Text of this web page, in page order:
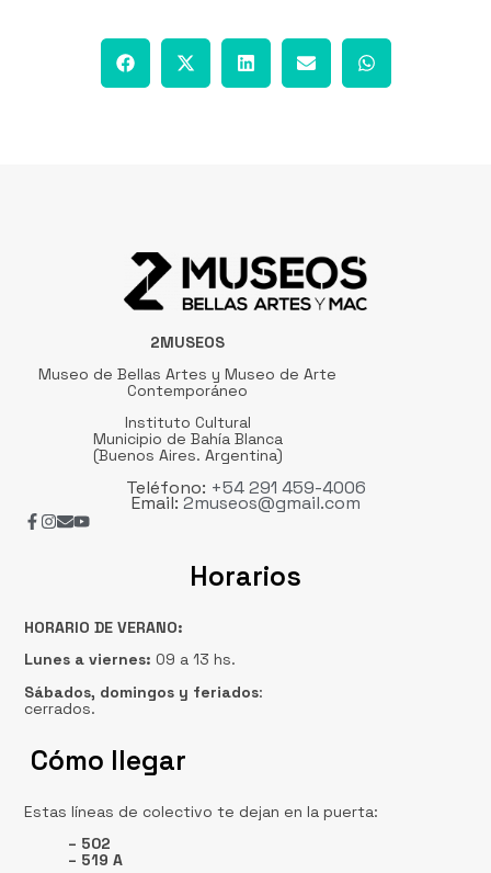
2MUSEOS
Museo de Bellas Artes y Museo de Arte
Contemporáneo
Instituto Cultural
Municipio de Bahía Blanca
(Buenos Aires. Argentina)
Teléfono: +54 291 459-4006
Email: 2museos@gmail.com
Cómo llegar
Horarios
HORARIO DE VERANO:
Lunes a viernes: 09 a 13 hs.
Sábados, domingos y feriados:
cerrados.
Estas líneas de colectivo te dejan en la puerta:
– 502
– 519 A